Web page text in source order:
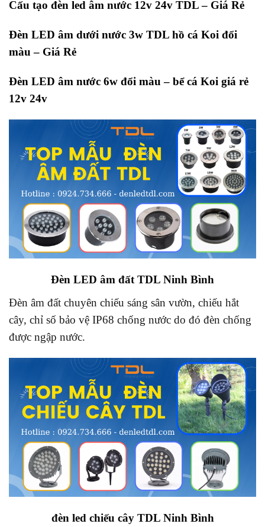
Cấu tạo đèn led âm nước 12v 24v TDL – Giá Rẻ
Đèn LED âm dưới nước 3w TDL hồ cá Koi đổi
màu – Giá Rẻ
Đèn LED âm nước 6w đổi màu – bể cá Koi giá rẻ
12v 24v
Đèn LED âm đất TDL Ninh Bình
Đèn âm đất chuyên chiếu sáng sân vườn, chiếu hắt
cây, chỉ số bảo vệ IP68 chống nước do đó đèn chống
được ngập nước.
đèn led chiếu cây TDL Ninh Bình